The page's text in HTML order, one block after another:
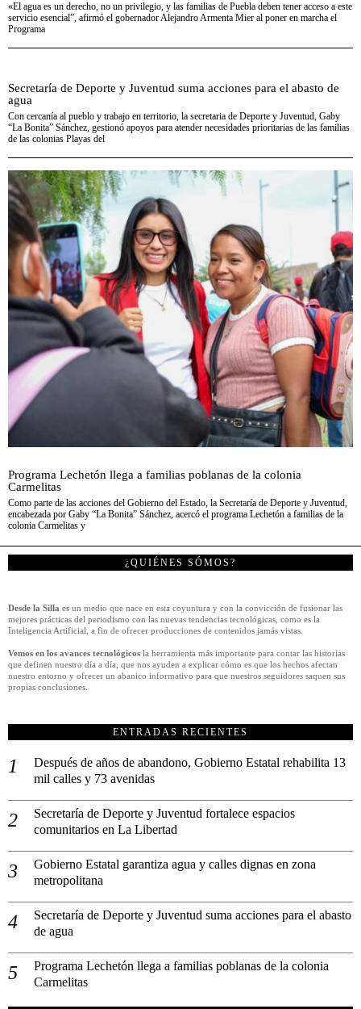
«El agua es un derecho, no un privilegio, y las familias de Puebla deben tener acceso a este
servicio esencial”, afirmó el gobernador Alejandro Armenta Mier al poner en marcha el
Programa
Secretaría de Deporte y Juventud suma acciones para el abasto de
agua
Con cercanía al pueblo y trabajo en territorio, la secretaria de Deporte y Juventud, Gaby
“La Bonita” Sánchez, gestionó apoyos para atender necesidades prioritarias de las familias
de las colonias Playas del
Programa Lechetón llega a familias poblanas de la colonia
Carmelitas
Como parte de las acciones del Gobierno del Estado, la Secretaría de Deporte y Juventud,
encabezada por Gaby “La Bonita” Sánchez, acercó el programa Lechetón a familias de la
colonia Carmelitas y
¿QUIÉNES SÓMOS?
Desde la Silla es un medio que nace en esta coyuntura y con la convicción de fusionar las
mejores prácticas del periodismo con las nuevas tendencias tecnológicas, como es la
Inteligencia Artificial, a fin de ofrecer producciones de contenidos jamás vistas.
Vemos en los avances tecnológicos la herramienta más importante para contar las historias
que definen nuestro día a día, que nos ayuden a explicar cómo es que los hechos afectan
nuestro entorno y ofrecer un abanico informativo para que nuestros seguidores saquen sus
propias conclusiones.
ENTRADAS RECIENTES
Después de años de abandono, Gobierno Estatal rehabilita 13
mil calles y 73 avenidas
Secretaría de Deporte y Juventud fortalece espacios
comunitarios en La Libertad
Gobierno Estatal garantiza agua y calles dignas en zona
metropolitana
Secretaría de Deporte y Juventud suma acciones para el abasto
de agua
Programa Lechetón llega a familias poblanas de la colonia
Carmelitas